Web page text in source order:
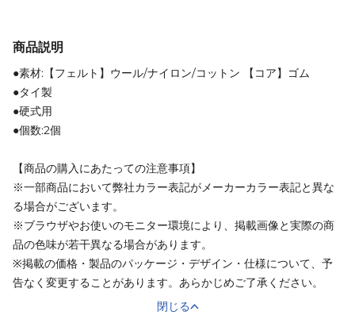
商品説明
●素材:【フェルト】ウール/ナイロン/コットン 【コア】ゴム
●タイ製
●硬式用
●個数:2個
【商品の購入にあたっての注意事項】
※一部商品において弊社カラー表記がメーカーカラー表記と異な
る場合がございます。
※ブラウザやお使いのモニター環境により、掲載画像と実際の商
品の色味が若干異なる場合があります。
※掲載の価格・製品のパッケージ・デザイン・仕様について、予
告なく変更することがあります。あらかじめご了承ください。
閉じる